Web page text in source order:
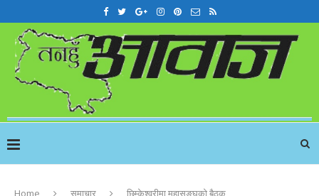
Home समाचार छिम्केश्वरीमा महासङ्घको बैठक